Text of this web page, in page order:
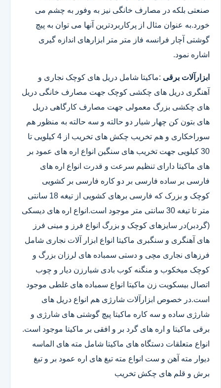
صنعتی بلکه در مصارف خانگی نیز به وفور به چشم می
خورد.به عنوان مثال از پرکاربردترین آنها می توان به پیچ
گوشتی آچار فرانسه فاز متر متر ابزارهای اندازه گیری
اشاره نمود.
ابزارآلات برقی :ماکیتا شامل دریل های کوچک نجاری و
آهنگری دریل های چکشی کوچک جهت مصارف خانگی دریل
های چکشی بزرگ معمولی جهت مصارف کارگاهی دریل
های بتون کن چهار شیار دو حالته و سه حالته به منظور هم
سوراخکاری و هم تخریب چکش های تخریب از 4 کیلویی تا
30 کیلویی جهت تخریب های سنگین انواع اره های عمود بر
های ماکیتا دارای تنظیم سرعت و قدرت انواع اره های
فارسی بر ساده فارسی بر دو کاره فارسی بر کشویی
کوچک و بزرک که فارسی برهای کشویی از تیغه 18 سانتی
متر تا تیغه 30 سانتی متر موجود است.انواع اره های دیسکی
(گردبر)در سایزهای کوچک و بزرگ انواع فرز و مینی فرز
های آهنگری و سنگبری ماکیتا انواع ابزار آلات نجاری شامل
فرزهای نجاری مچی و دستی سمباده های لرزان بزرگ و
کوچک میخکوب و منگنه کوب بادی شیارزن دیار و چوب
اتصال بیسکویت زن ماکیتا انواع سمباده های غلطی موجود
است.در خصوص ابزارآلات شارژی هم انواع دریل های
شارژی ساده و سه کاره ماکیتا پیچ گوشتی های شارژی و
برقی ماکیتا و اره های گرد بر و افقی بر ماکیتا موجود است.
انواع متعلقات دستگاه های ماکیتا شامل مته های الماسه
دیوار مته آهن و ست انواع مته تیغ های اره عمود بر و تیغ
برش و قلم های چکش تخریب